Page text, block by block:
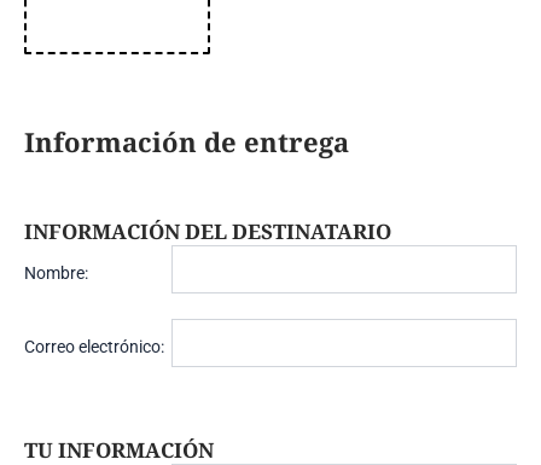
Información de entrega
INFORMACIÓN DEL DESTINATARIO
Nombre:
Correo electrónico:
TU INFORMACIÓN